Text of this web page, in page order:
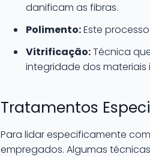
danificam as fibras.
Polimento:Este
Vitrificação:Técnica
integridade dos materiais
Tratamentos
Para lidar especificamente
empregados. Algumas